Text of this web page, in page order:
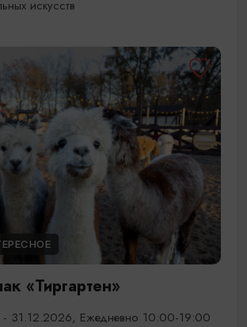
искусств
«Тиргартен»
31.12.2026, Ежедневно 10:00-19:00